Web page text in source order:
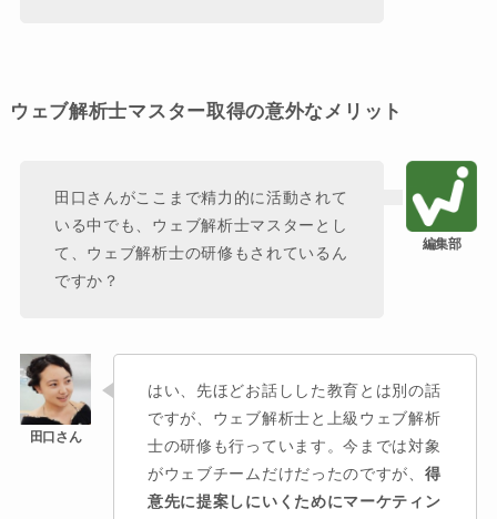
ウェブ解析士マスター取得の意外なメリット
田口さんがここまで精力的に活動されて
いる中でも、ウェブ解析士マスターとし
て、ウェブ解析士の研修もされているん
ですか？
はい、先ほどお話しした教育とは別の話
ですが、ウェブ解析士と上級ウェブ解析
士の研修も行っています。今までは対象
がウェブチームだけだったのですが、 得
意先に提案しにいくためにマーケティン